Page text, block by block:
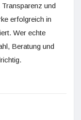
und
erfolgreich in
Wer echte
Beratung und